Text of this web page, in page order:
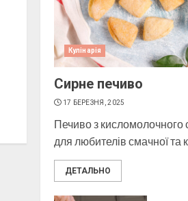
2
10
3
Кулінарія
Сирне печиво
17 БЕРЕЗНЯ, 2025
Печиво з кисломолочного
для любителів смачної та
ДЕТАЛЬНО